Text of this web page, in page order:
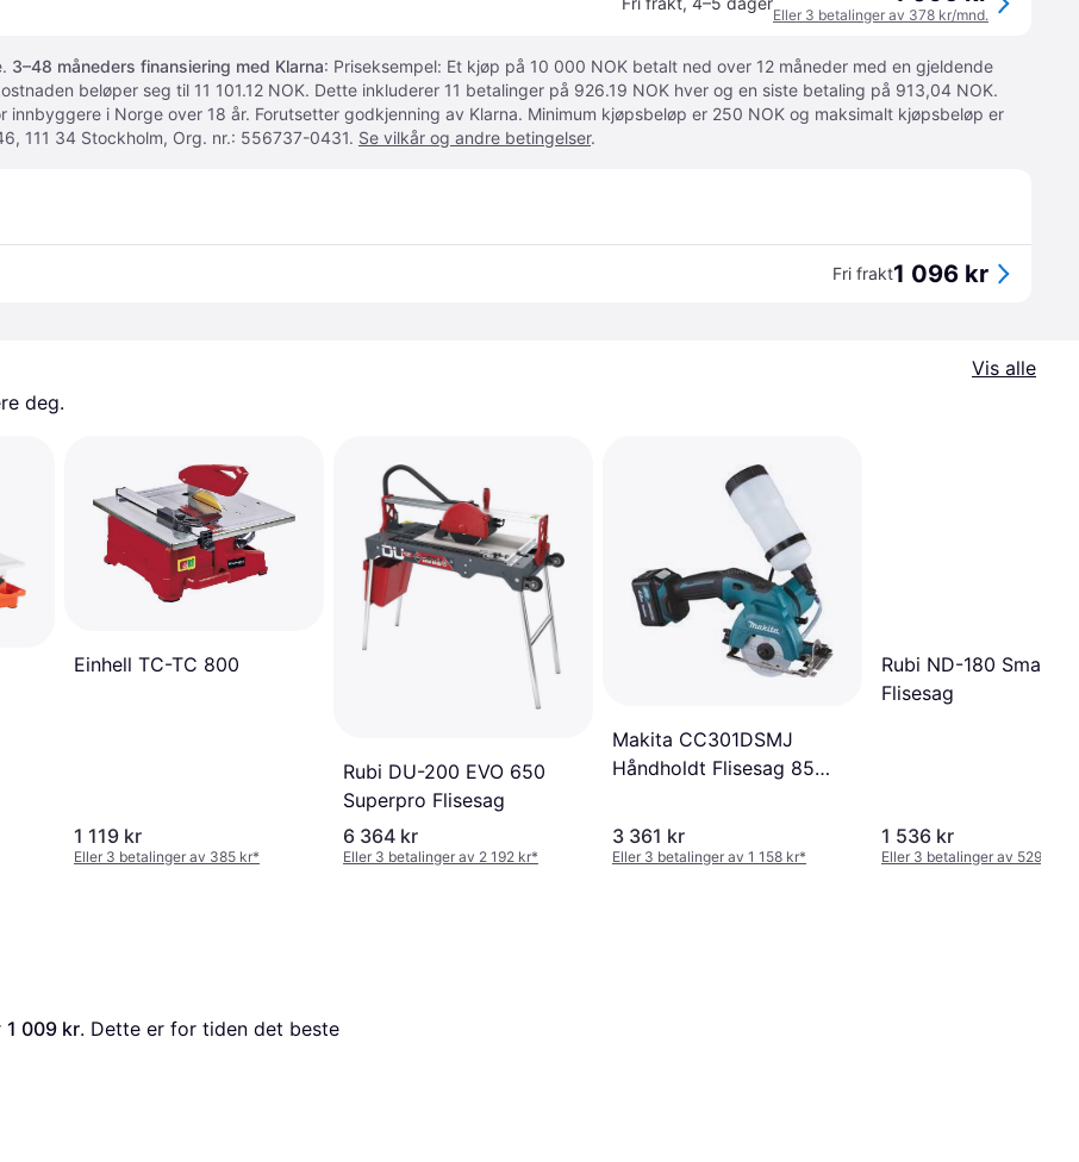
Eller 3 betalinger av 378 kr/mnd.
3–48 måneders finansiering med Klarna: Priseksempel: Et kjøp på 10 000 NOK betalt ned over 12 måneder med en gjeldende
beløper seg til 11 101.12 NOK. Dette inkluderer 11 betalinger på 926.19 NOK hver og en siste betaling på 913,04 NOK.
i Norge over 18 år. Forutsetter godkjenning av Klarna. Minimum kjøpsbeløp er 250 NOK og maksimalt kjøpsbeløp er
111 34 Stockholm, Org. nr.: 556737-0431. Se vilkår og andre betingelser.
Fri frakt1 096 kr
Vis alle
deg.
Einhell TC-TC 800
1 119 kr
Eller 3 betalinger av 385 kr*
Rubi DU-200 EVO 650
Superpro Flisesag
6 364 kr
Eller 3 betalinger av 2 192 kr*
Makita CC301DSMJ
Håndholdt Flisesag 85
3 361 kr
Eller 3 betalinger av 1 158 kr*
Rubi ND-180 Smart
Flisesag
1 536 kr
Eller 3 betalinger av 529 kr
1 009 kr. Dette er for tiden det beste